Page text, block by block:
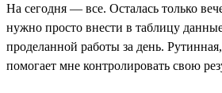
На сегодня — все. Осталась только
нужно просто внести в таблицу данные
проделанной работы за день.
помогает мне контролировать свою